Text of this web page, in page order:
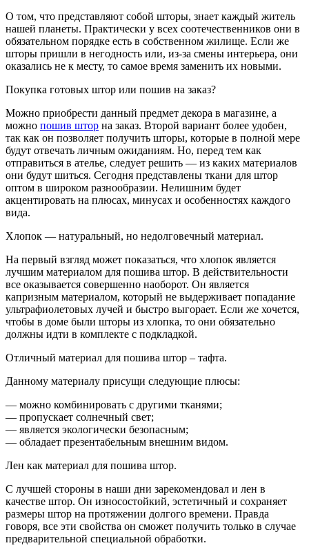
О том, что представляют собой шторы, знает каждый житель
нашей планеты. Практически у всех соотечественников они в
обязательном порядке есть в собственном жилище. Если же
шторы пришли в негодность или, из-за смены интерьера, они
оказались не к месту, то самое время заменить их новыми.
Покупка готовых штор или пошив на заказ?
Можно приобрести данный предмет декора в магазине, а
можно пошив штор на заказ. Второй вариант более удобен,
так как он позволяет получить шторы, которые в полной мере
будут отвечать личным ожиданиям. Но, перед тем как
отправиться в ателье, следует решить — из каких материалов
они будут шиться. Сегодня представлены ткани для штор
оптом в широком разнообразии. Нелишним будет
акцентировать на плюсах, минусах и особенностях каждого
вида.
Хлопок — натуральный, но недолговечный материал.
На первый взгляд может показаться, что хлопок является
лучшим материалом для пошива штор. В действительности
все оказывается совершенно наоборот. Он является
капризным материалом, который не выдерживает попадание
ультрафиолетовых лучей и быстро выгорает. Если же хочется,
чтобы в доме были шторы из хлопка, то они обязательно
должны идти в комплекте с подкладкой.
Отличный материал для пошива штор – тафта.
Данному материалу присущи следующие плюсы:
— можно комбинировать с другими тканями;
— пропускает солнечный свет;
— является экологически безопасным;
— обладает презентабельным внешним видом.
Лен как материал для пошива штор.
С лучшей стороны в наши дни зарекомендовал и лен в
качестве штор. Он износостойкий, эстетичный и сохраняет
размеры штор на протяжении долгого времени. Правда
говоря, все эти свойства он сможет получить только в случае
предварительной специальной обработки.